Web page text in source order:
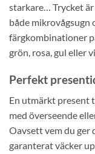
starkare… Trycket
både mikrovågsugn
färgkombinationer
grön, rosa, gul eller
Perfekt
En utmärkt present
med överseende
Oavsett vem du ger
garanterat väcker